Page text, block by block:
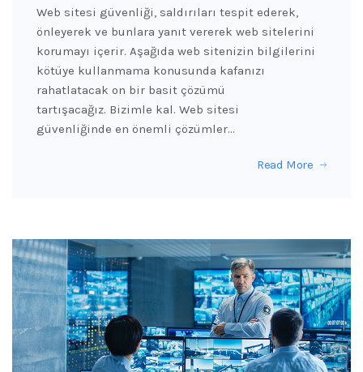
Web sitesi güvenliği, saldırıları tespit ederek,
önleyerek ve bunlara yanıt vererek web sitelerini
korumayı içerir. Aşağıda web sitenizin bilgilerini
kötüye kullanmama konusunda kafanızı
rahatlatacak on bir basit çözümü
tartışacağız. Bizimle kal. Web sitesi
güvenliğinde en önemli çözümler…
Read More